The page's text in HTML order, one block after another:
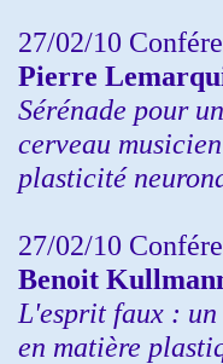
27/02/10
Pierre
Sérénade pour un
cerveau
plasticité
27/02/10
Benoit
L'esprit faux : un
en matière